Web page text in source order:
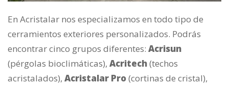
En Acristalar nos especializamos en todo tipo de
cerramientos exteriores personalizados. Podrás
encontrar cinco grupos diferentes: Acrisun
(pérgolas bioclimáticas), Acritech(techos
acristalados), Acristalar Pro(cortinas de cristal),